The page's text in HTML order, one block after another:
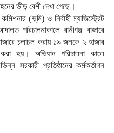
ভীড় বেশী দেখা গেছে।
(ভূমি) ও নির্বাহী ম্যাজিস্ট্রেট
পরিচালনাকালে রানীগঞ্জ বাজারে
চলাচল করায় ১৯ জনকে ২ হাজার
হয়। অভিযান পরিচালনা কালে
সরকারী প্রতিষ্ঠানের কর্মকর্তাগন